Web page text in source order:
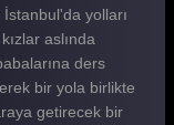
yolları
aslında
ders
bir yola birlikte
getirecek bir